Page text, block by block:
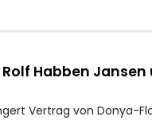
Habben
Vertrag von Donya-